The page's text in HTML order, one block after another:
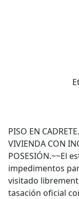
PISO EN
VIVIENDA CON
POSESIÓN.~~El
impedimentos
visitado
tasación oficial